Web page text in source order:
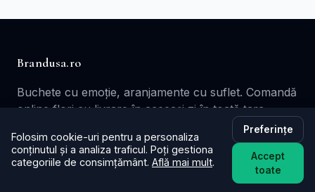
Brandusa.ro
Buchete cu emoție, aranjamente cu suflet. Comandă
online flori cu livrare în aceeași zi în toată țara.
📞+40753621077
✉️ contact@brandusa.ro
Folosim cookie-uri pentru a personaliza
conținutul și a analiza traficul. Poți gestiona
categoriile de consimțământ. Află mai mult.
Preferințe
Accept
toate